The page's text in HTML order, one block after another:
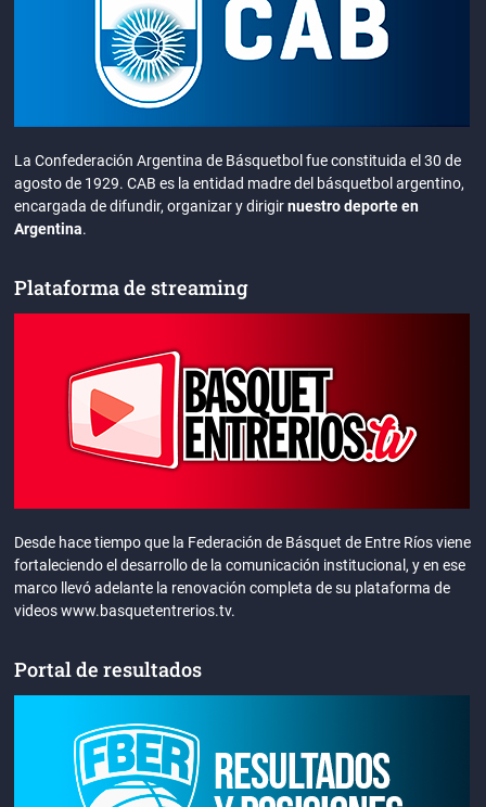
La Confederación Argentina de Básquetbol fue constituida el 30 de
agosto de 1929. CAB es la entidad madre del básquetbol argentino,
encargada de difundir, organizar y dirigirnuestro deporte en
Argentina.
Plataforma de streaming
Desde hace tiempo que la Federación de Básquet de Entre Ríos viene
fortaleciendo el desarrollo de la comunicación institucional, y en ese
marco llevó adelante la renovación completa de su plataforma de
videos www.basquetentrerios.tv.
Portal de resultados